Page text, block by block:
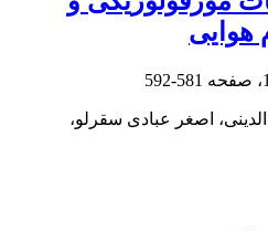
‏هوایی
581-592
اصغر عبادی سقرلو،